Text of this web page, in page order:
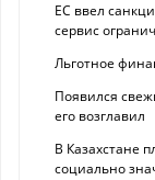
ЕС ввел
сервис
Льготное
Появился
его возглавил
В Казахстане
социально